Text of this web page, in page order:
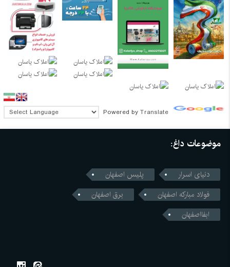
Powered by Translate
موضوعات داغ:
دنیای اسرار
پلیس اصفهان
فولاد مبارکه اصفهان
برق اصفهان
ابفااصفهان